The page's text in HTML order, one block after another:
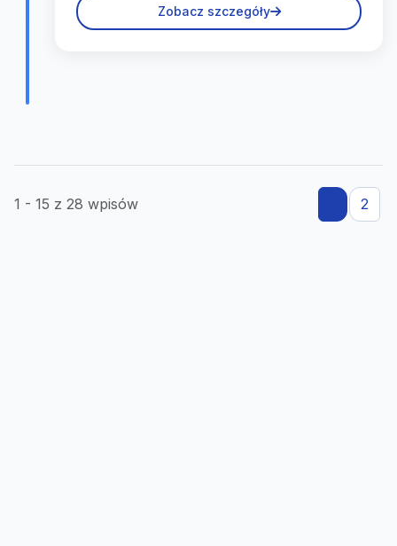
Zobacz szczegóły
1 - 15 z 28 wpisów 2